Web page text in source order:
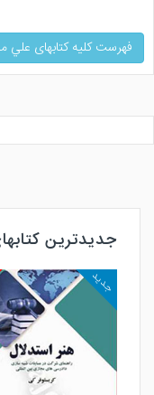
فهرست کلیه کتابهای علي
جدیدترین
جدید